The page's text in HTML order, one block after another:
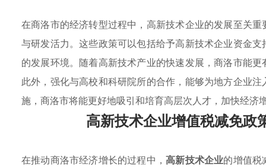
在商洛市的经济转型过程中，高新技术企业的发展至关
与研发活力。这些政策可以包括给予高新技术企业资金
的发展环境。随着高新技术产业的快速发展，商洛市能
此外，强化与高校和科研院所的合作，能够为地方企业
施，商洛市将能更好地吸引和培育高层次人才，加快经济
高新技术企业增值税减免政
在推动商洛市经济增长的过程中，高新技术企业的增值税